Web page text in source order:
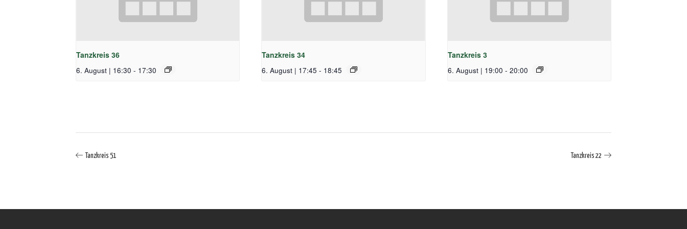
Tanzkreis 36
6. August | 16:30 - 17:30
Tanzkreis 34
6. August | 17:45 - 18:45
Tanzkreis 3
6. August | 19:00 - 20:00
Tanzkreis 51 Tanzkreis 22